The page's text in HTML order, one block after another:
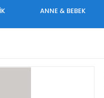
ANNE & BEBEK